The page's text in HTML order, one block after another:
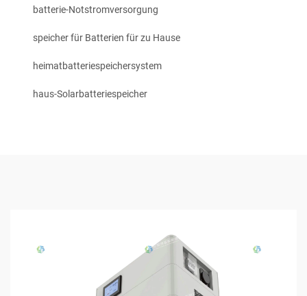
batterie-Notstromversorgung
speicher für Batterien für zu Hause
heimatbatteriespeichersystem
haus-Solarbatteriespeicher